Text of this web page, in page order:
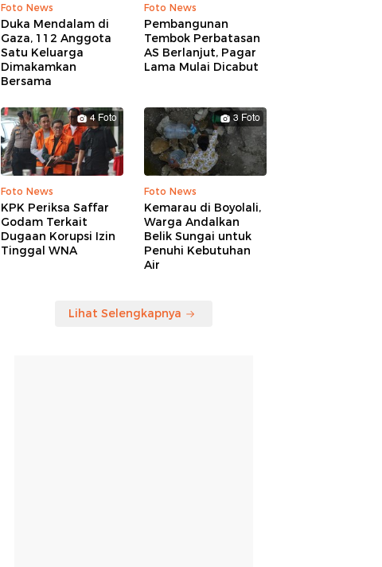
Foto News
Duka Mendalam di
Gaza, 112 Anggota
Satu Keluarga
Dimakamkan
Bersama
Foto News
Pembangunan
Tembok Perbatasan
AS Berlanjut, Pagar
Lama Mulai Dicabut
4 Foto
Foto News
KPK Periksa Saffar
Godam Terkait
Dugaan Korupsi Izin
Tinggal WNA
3 Foto
Foto News
Kemarau di Boyolali,
Warga Andalkan
Belik Sungai untuk
Penuhi Kebutuhan
Air
Lihat Selengkapnya